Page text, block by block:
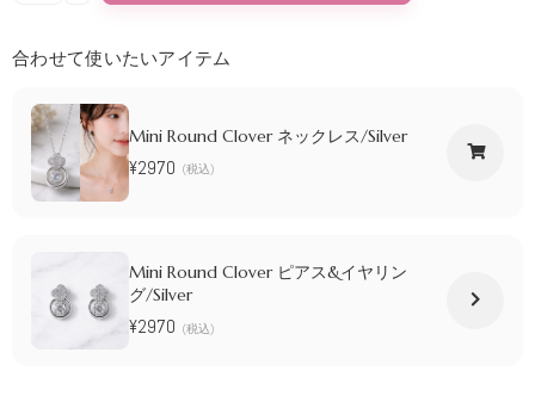
合わせて使いたいアイテム
Mini Round Clover ネックレス/Silver
¥2970 (税込)
Mini Round Clover ピアス&イヤリン
グ/Silver
¥2970 (税込)